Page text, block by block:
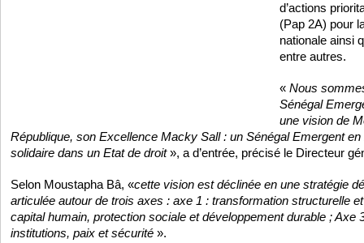
d’actions
(Pap 2A) pour
nationale ainsi
entre autres.
«Nous
Sénégal
une vision de
République, son Excellence Macky Sall : un Sénégal Emergent
solidaire dans un Etat de droit», a d’entrée, précisé le Directeur
Selon Moustapha Bâ, «cette vision est déclinée en une stratégie
articulée autour de trois axes : axe 1 : transformation structurelle
capital humain, protection sociale et développement durable ; Axe
institutions, paix et sécurité».